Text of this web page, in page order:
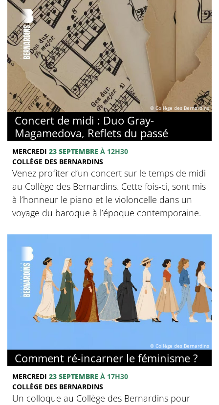
© Collège des Bernardins
Concert de midi : Duo Gray-
Magamedova, Reflets du passé
MERCREDI 23 SEPTEMBRE À 12H30
COLLÈGE DES BERNARDINS
Venez profiter d’un concert sur le temps de midi
au Collège des Bernardins. Cette fois-ci, sont mis
à l’honneur le piano et le violoncelle dans un
voyage du baroque à l’époque contemporaine.
© Collège des Bernardins
Comment ré-incarner le féminisme ?
MERCREDI 23 SEPTEMBRE À 17H30
COLLÈGE DES BERNARDINS
Un colloque au Collège des Bernardins pour